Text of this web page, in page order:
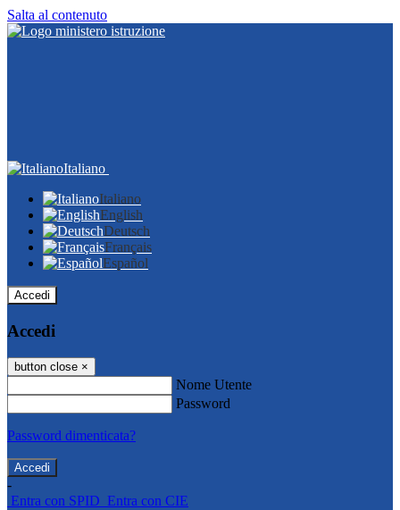
Salta al contenuto
Italiano
Italiano
English
Deutsch
Français
Español
Accedi
Accedi
button close ×
Nome Utente
Password
Password dimenticata?
-
Entra con SPID Entra con CIE